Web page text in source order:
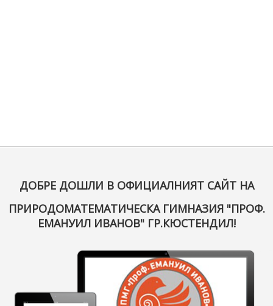
ДОБРЕ ДОШЛИ В ОФИЦИАЛНИЯТ САЙТ НА
ПРИРОДОМАТЕМАТИЧЕСКА ГИМНАЗИЯ "ПРОФ.
ЕМАНУИЛ ИВАНОВ" ГР.КЮСТЕНДИЛ!